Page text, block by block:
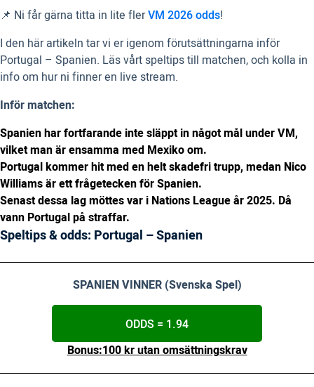
📌 Ni får gärna titta in lite flerVM 2026 odds!
I den här artikeln tar vi er igenom förutsättningarna inför
Portugal – Spanien. Läs vårt speltips till matchen, och kolla in
info om hur ni finner en live stream.
Inför matchen:
Spanien har fortfarande inte släppt in något mål under VM,
vilket man är ensamma med Mexiko om.
Portugal kommer hit med en helt skadefri trupp, medan Nico
Williams är ett frågetecken för Spanien.
Senast dessa lag möttes var i Nations League år 2025. Då
vann Portugal på straffar.
Speltips & odds: Portugal – Spanien
SPANIEN VINNER (Svenska Spel)
ODDS = 1.94
Bonus:100 kr utan omsättningskrav